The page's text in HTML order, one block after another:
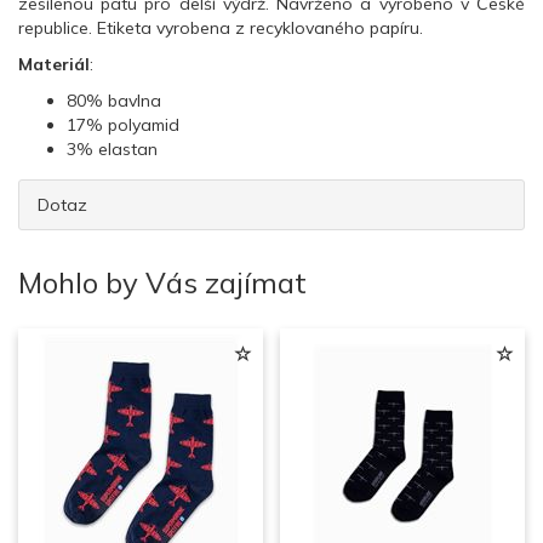
republice. Etiketa vyrobena z recyklovaného papíru.
Materiál:
80% bavlna
17% polyamid
3% elastan
Dotaz
Mohlo by Vás zajímat